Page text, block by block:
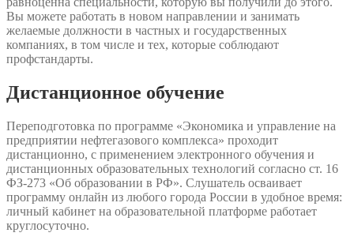
Вы можете работать в новом направлении и занимать
желаемые должности в частных и государственных
компаниях, в том числе и тех, которые соблюдают
профстандарты.
Дистанционное обучение
Переподготовка по программе «Экономика и управление на
предприятии нефтегазового комплекса» проходит
дистанционно, с применением электронного обучения и
дистанционных образовательных технологий согласно ст. 16
ФЗ-273 «Об образовании в РФ». Слушатель осваивает
программу онлайн из любого города России в удобное время:
личный кабинет на образовательной платформе работает
круглосуточно.